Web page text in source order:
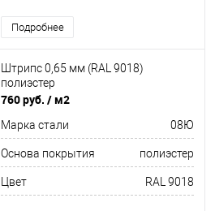
Подробнее
Штрипс 0,65 мм (RAL 9018)
полиэстер
760 руб. / м2
Марка стали 08Ю
Основа покрытия полиэстер
Цвет RAL 9018